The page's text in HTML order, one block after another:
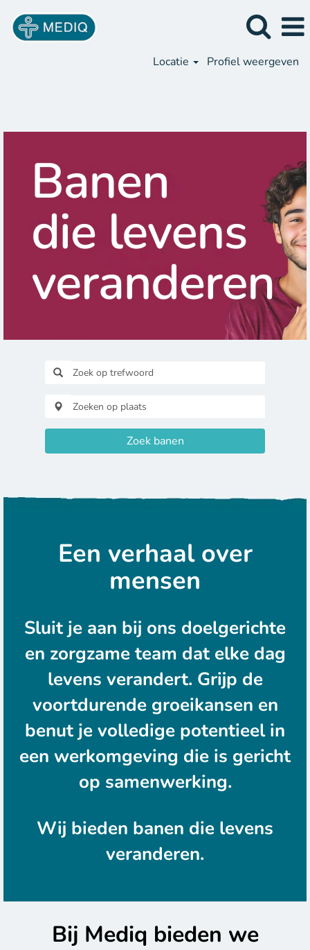
Locatie Profiel weergeven
Zoek banen
Een verhaal over
mensen
Sluit je aan bij ons doelgerichte
en zorgzame team dat elke dag
levens verandert. Grijp de
voortdurende groeikansen en
benut je volledige potentieel in
een werkomgeving die is gericht
op samenwerking.
Wij bieden banen die levens
veranderen.
Bij Mediq bieden we